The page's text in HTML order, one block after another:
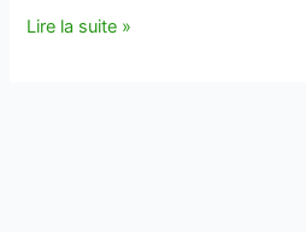
Voeux
Lire la suite »